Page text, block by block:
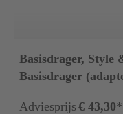
Basisdrager, Style
Basisdrager
Adviesprijs € 43,30*